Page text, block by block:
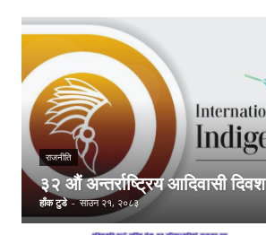
राजनीति
३२ औं अन्तर्राष्ट्रिय आदिवासी दिवश
हाँक टुडे - साउन २१, २०८३